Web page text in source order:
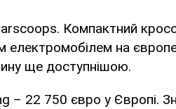
Компактний
на
ще доступнішою.
– 22 750 євро у Європі.